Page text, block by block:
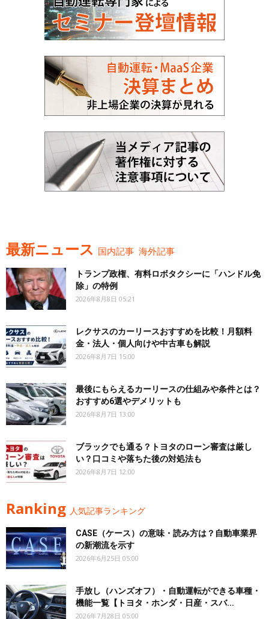
最新ニュース 国内記事 海外記事
トランプ政権、有料ロボタクシーに「ハンドル免
除」の特例
2026年8月8日 05:21
レクサスのカーリースおすすめを比較！月額料
金・法人・個人向けや中古車も解説
2026年8月7日 15:00
最後にもらえるカーリースの仕組みや条件とは？
おすすめ6選やデメリットも
2026年8月7日 13:00
ブラックでも通る？トヨタのローン審査は厳し
い？口コミや落ちた後の対処法も
2026年8月7日 12:00
Ranking 人気記事ランキング
CASE（ケース）の意味・読み方は？自動車業界
の新潮流を示す
2026年6月25日 05:00
手放し（ハンズオフ）・自動運転ができる車種・
機能一覧【トヨタ・ホンダ・日産・スバ...
2026年7月28日 05:00